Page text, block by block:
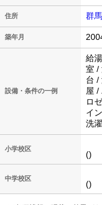
住所 群
築年月
設備・条件の一例
給
室 /
台 /
屋 /
ロ
イ
洗
小学校区
()
中学校区
()